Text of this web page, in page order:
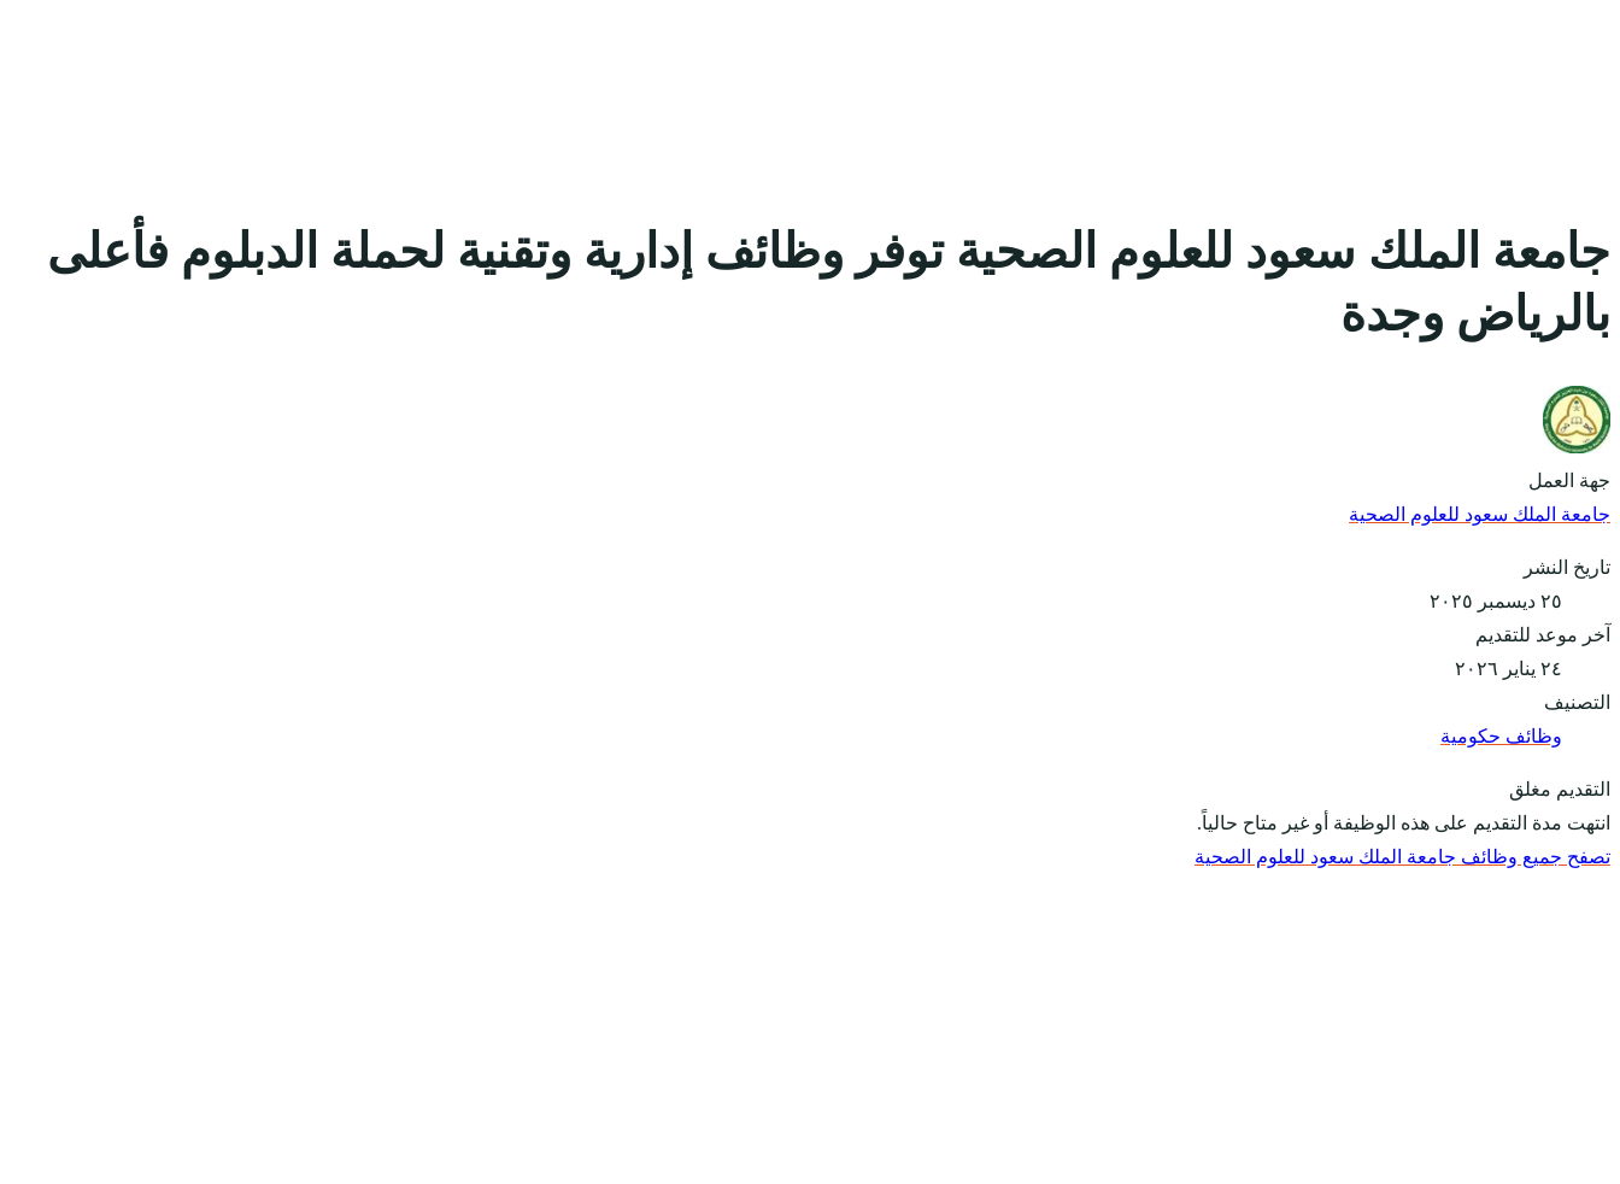
جامعة الملك سعود للعلوم الصحية توفر وظائف إدارية وتقنية لحملة الدبلوم فأعلى
بالرياض وجدة
جهة العمل
جامعة الملك سعود للعلوم الصحية
تاريخ النشر
٢٥ ديسمبر ٢٠٢٥
آخر موعد للتقديم
٢٤ يناير ٢٠٢٦
التصنيف
وظائف حكومية
التقديم مغلق
انتهت مدة التقديم على هذه الوظيفة أو غير متاح حالياً.
تصفح جميع وظائف جامعة الملك سعود للعلوم الصحية